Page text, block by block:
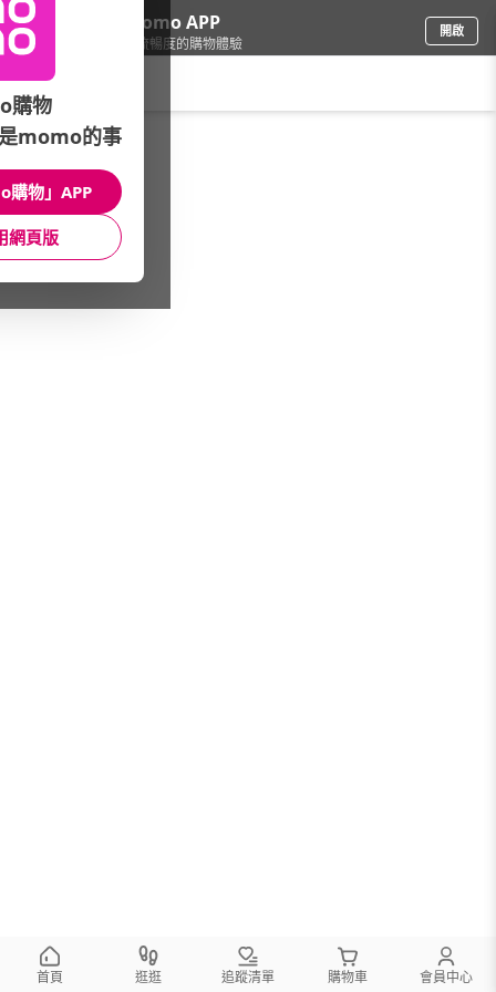
下載momo APP
給你3倍流暢度的購物體驗
開啟
手機/相機/全系列
本館精選商品
館長推薦 月銷量
首頁 逛逛 追蹤清單 購物車 會員中心
購物
momo的事
購物」APP
網頁版